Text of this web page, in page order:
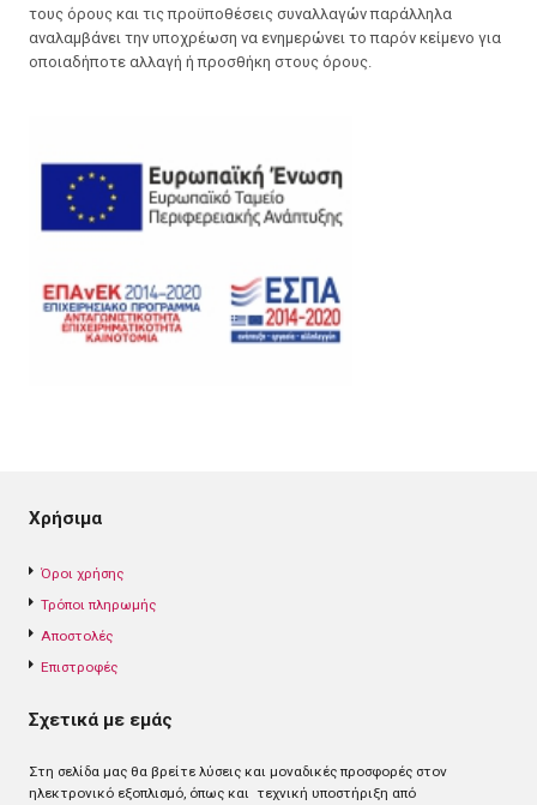
τους όρους και τις προϋποθέσεις συναλλαγών παράλληλα
αναλαμβάνει την υποχρέωση να ενημερώνει το παρόν κείμενο για
οποιαδήποτε αλλαγή ή προσθήκη στους όρους.
Χρήσιμα
Όροι χρήσης
Τρόποι πληρωμής
Αποστολές
Επιστροφές
Σχετικά με εμάς
Στη σελίδα μας θα βρείτε λύσεις και μοναδικές προσφορές στον
ηλεκτρονικό εξοπλισμό, όπως και τεχνική υποστήριξη από